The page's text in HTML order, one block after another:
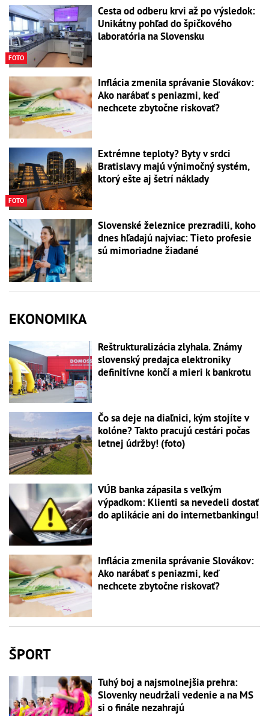
FOTO
Cesta od odberu krvi až po výsledok:
Unikátny pohľad do špičkového
laboratória na Slovensku
Inflácia zmenila správanie Slovákov:
Ako narábať s peniazmi, keď
nechcete zbytočne riskovať?
FOTO
Extrémne teploty? Byty v srdci
Bratislavy majú výnimočný systém,
ktorý ešte aj šetrí náklady
Slovenské železnice prezradili, koho
dnes hľadajú najviac: Tieto profesie
sú mimoriadne žiadané
EKONOMIKA
Reštrukturalizácia zlyhala. Známy
slovenský predajca elektroniky
definitívne končí a mieri k bankrotu
Čo sa deje na diaľnici, kým stojíte v
kolóne? Takto pracujú cestári počas
letnej údržby! (foto)
VÚB banka zápasila s veľkým
výpadkom: Klienti sa nevedeli dostať
do aplikácie ani do internetbankingu!
Inflácia zmenila správanie Slovákov:
Ako narábať s peniazmi, keď
nechcete zbytočne riskovať?
ŠPORT
Tuhý boj a najsmolnejšia prehra:
Slovenky neudržali vedenie a na MS
si o finále nezahrajú